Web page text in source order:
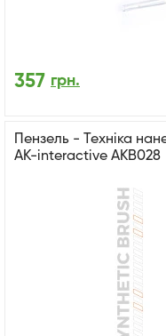
357 грн.
Пензель - Техніка
AK-interactive AKB028